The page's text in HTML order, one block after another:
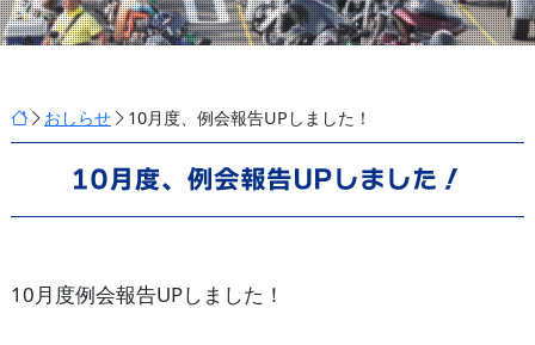
おしらせ 10月度、例会報告UPしました！
10月度、例会報告UPしました！
10月度例会報告UPしました！